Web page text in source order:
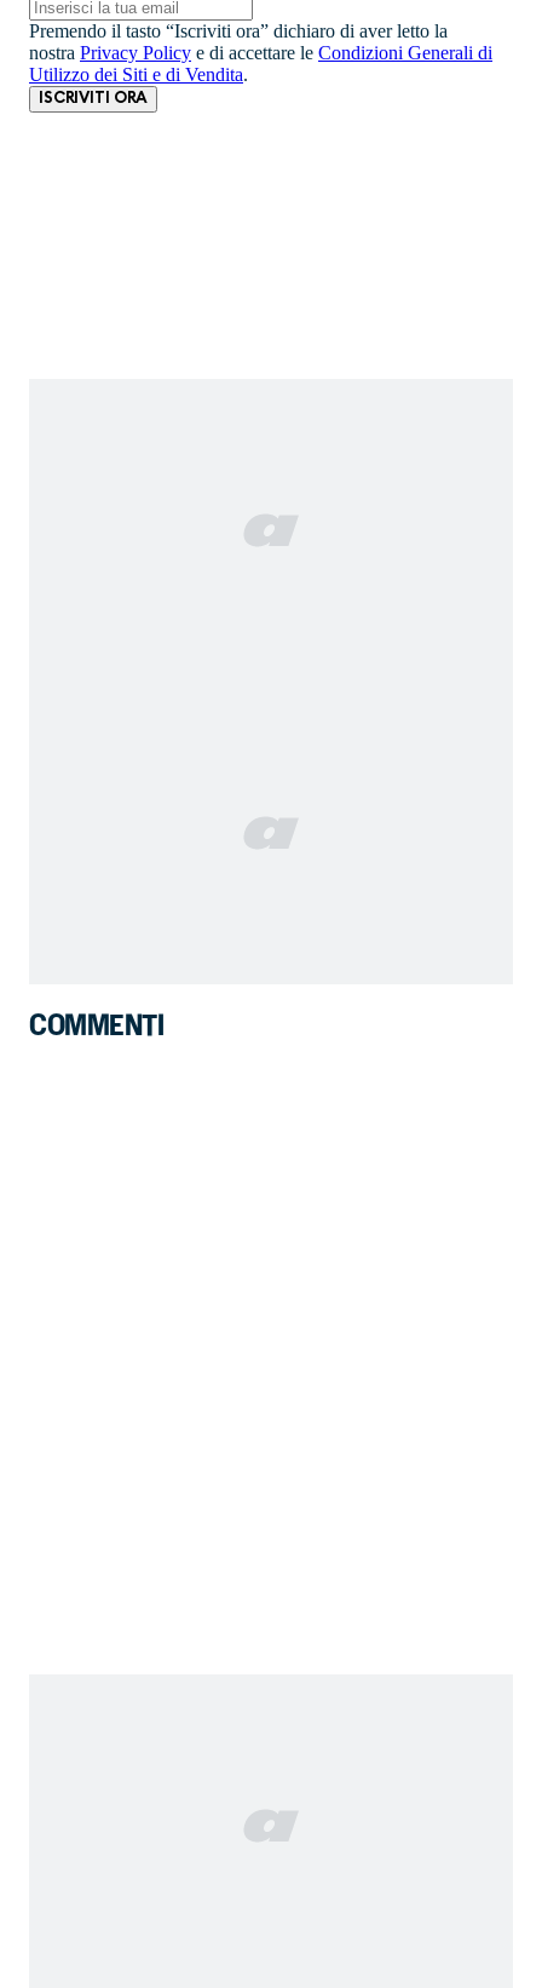
Premendo il tasto “Iscriviti ora” dichiaro di aver letto la
nostra Privacy Policy e di accettare le Condizioni Generali di
Utilizzo dei Siti e di Vendita.
ISCRIVITI ORA
COMMENTI